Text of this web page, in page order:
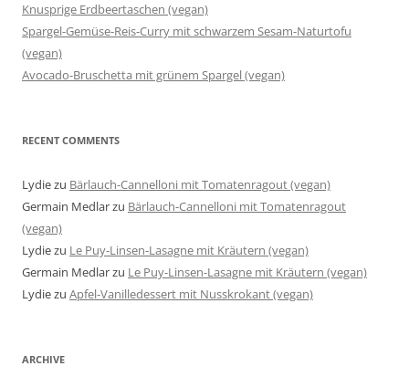
Knusprige Erdbeertaschen (vegan)
Spargel-Gemüse-Reis-Curry mit schwarzem Sesam-Naturtofu
(vegan)
Avocado-Bruschetta mit grünem Spargel (vegan)
RECENT COMMENTS
Lydiezu Bärlauch-Cannelloni mit Tomatenragout (vegan)
Germain Medlarzu Bärlauch-Cannelloni mit Tomatenragout
(vegan)
Lydiezu Le Puy-Linsen-Lasagne mit Kräutern (vegan)
Germain Medlarzu Le Puy-Linsen-Lasagne mit Kräutern (vegan)
Lydiezu Apfel-Vanilledessert mit Nusskrokant (vegan)
ARCHIVE